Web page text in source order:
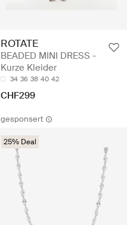
ROTATE
BEADED MINI DRESS -
Kurze Kleider
34 36 38 40 42
CHF299
gesponsert
25% Deal